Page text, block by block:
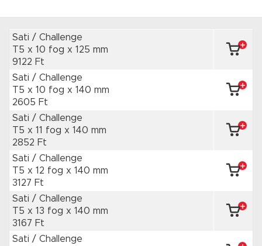
Sati / Challenge
T5 x 10 fog x 125 mm
9122 Ft
Sati / Challenge
T5 x 10 fog x 140 mm
2605 Ft
Sati / Challenge
T5 x 11 fog x 140 mm
2852 Ft
Sati / Challenge
T5 x 12 fog x 140 mm
3127 Ft
Sati / Challenge
T5 x 13 fog x 140 mm
3167 Ft
Sati / Challenge